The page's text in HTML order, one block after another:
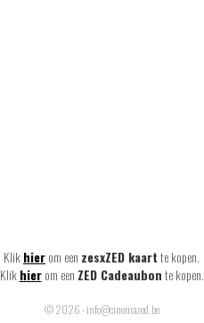
Klikhierom een zesxZED kaartte kopen.
Klik hier om een ZED Cadeaubonte kopen.
© 2026 - info@cinemazed.be